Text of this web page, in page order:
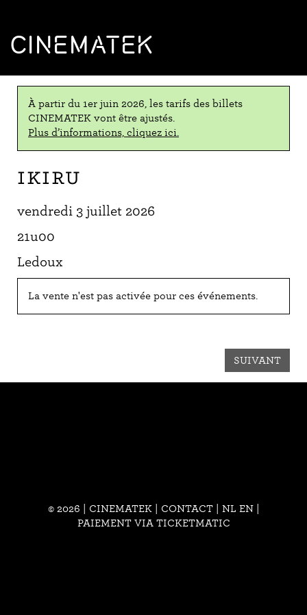
CINEMATEK
À partir du 1er juin 2026, les tarifs des billets
CINEMATEK vont être ajustés.
Plus d’informations, cliquez ici.
Ikiru
vendredi 3 juillet 2026
21u00
Ledoux
La vente n'est pas activée pour ces événements.
SUIVANT
© 2026 | CINEMATEK | CONTACT| NL EN
PAIEMENT VIA TICKETMATIC